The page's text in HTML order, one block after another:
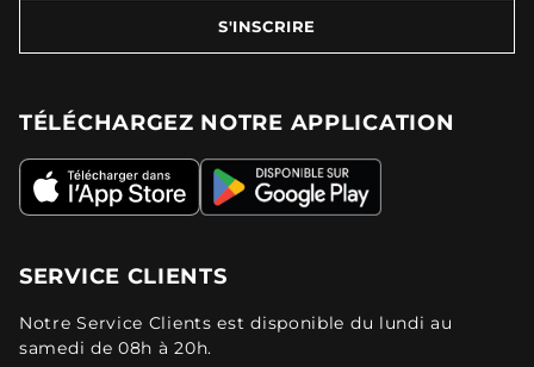
S'INSCRIRE
TÉLÉCHARGEZ NOTRE APPLICATION
SERVICE CLIENTS
Notre Service Clients est disponible du lundi au
samedi de 08h à 20h.